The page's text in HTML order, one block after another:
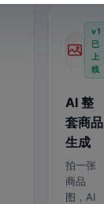
v1
已
上
线
AI 整
套商品
生成
拍一张
商品
图，AI